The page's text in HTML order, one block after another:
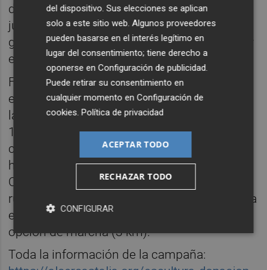
del grupo Desiguales a partir de las 19 h,
junto con la entrega de premios a los
ganadores del concurso ‘La teua escultura’ y
el sorteo de una rifa solidaria.
Finalmente, el sábado 6, la actividad girará
en torno a la V Carrera-marcha solidaria por
la Donación de Órganos ‘Ali Martínez’. A las
17 h se iniciará el reparto de dorsales y
camisetas para la carrera. A las 18.15 h
habrá estiramientos por cortesía de Clínica
Colinas y en paralelo, una exhibición de
rugby por el Club Rugby Castellón. La carrera
empezará a las 19 h y será de 6 km, con
opción de marcha (3 km).
Toda la información de la campaña:
del dispositivo. Sus elecciones se aplican
solo a este sitio web. Algunos proveedores
pueden basarse en el interés legítimo en
lugar del consentimiento; tiene derecho a
oponerse enConfiguración de publicidad
Puede retirar su consentimiento en
cualquier momento enConfiguración de
cookies .Política de privacidad
ACEPTAR TODO
RECHAZAR TODO
CONFIGURAR